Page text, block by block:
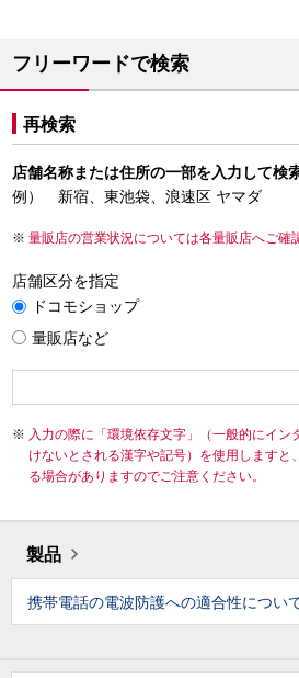
フリーワードで検索
再検索
店舗名称または住所の一部を入力して検
例） 新宿、東池袋、浪速区 ヤマダ
量販店の営業状況については各量販店へご確
店舗区分を指定
ドコモショップ
量販店など
入力の際に「環境依存文字」（一般的にイ
けないとされる漢字や記号）を使用しますと
る場合がありますのでご注意ください。
製品
携帯電話の電波防護への適合性につい